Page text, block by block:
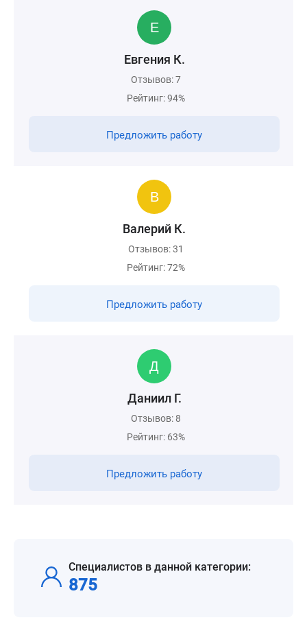
Евгения К.
Отзывов: 7
Рейтинг: 94%
Предложить работу
Валерий К.
Отзывов: 31
Рейтинг: 72%
Предложить работу
Даниил Г.
Отзывов: 8
Рейтинг: 63%
Предложить работу
Специалистов в данной категории:
875